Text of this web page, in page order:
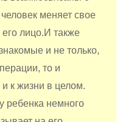
меняет свое
лицо.И также
и не только,
то и
к жизни в целом.
ребенка немного